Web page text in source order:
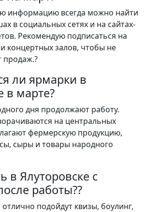
информацию всегда можно найти
в социальных сетях и на сайтах-
Рекомендую подписаться на
концертных залов, чтобы не
продаж.?
ли ярмарки в
в марте?
дня продолжают работу.
на центральных
фермерскую продукцию,
сыры и товары народного
в Ялуторовске с
работы??
подойдут квизы, боулинг,